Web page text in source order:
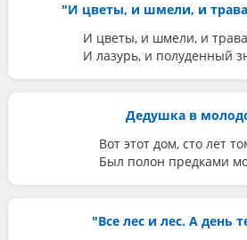
"И цветы, и шмели, и
И цветы, и шмели, и
И лазурь, и полуденный
Дедушка в
Вот этот дом, сто лет
Был полон предками
"Все лес и лес. А день